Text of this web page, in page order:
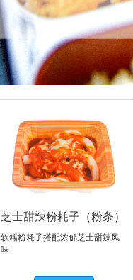
芝士甜辣粉耗子（粉条）
软糯粉耗子搭配浓郁芝士甜辣风
味